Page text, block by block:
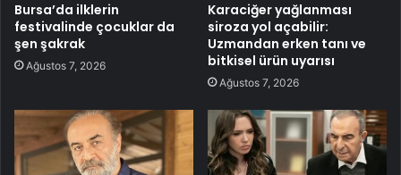
Bursa’da ilklerin
festivalinde çocuklar da
şen şakrak
Ağustos 7, 2026
Karaciğer yağlanması
siroza yol açabilir:
Uzmandan erken tanı ve
bitkisel ürün uyarısı
Ağustos 7, 2026